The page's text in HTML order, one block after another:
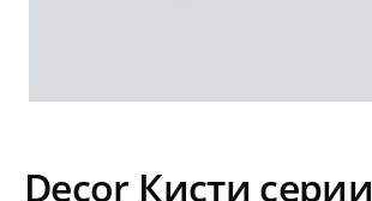
Decor Кисти серии